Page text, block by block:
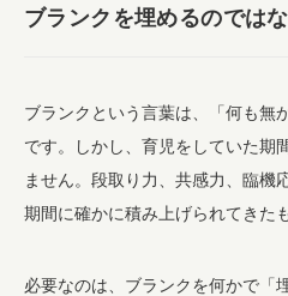
ブランクを埋めるのでは
ブランクという言葉は、「何も無
です。しかし、育児をしていた期
ません。段取り力、共感力、臨機
期間に確かに積み上げられてきたも
必要なのは、ブランクを何かで「